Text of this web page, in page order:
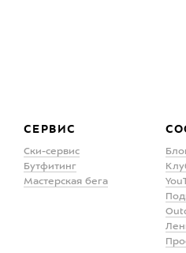
СЕРВИС
Ски-сервис
Бутфитинг
Мастерская бега